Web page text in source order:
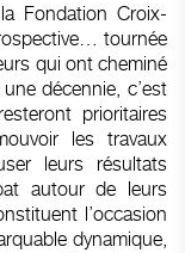
Fondation Croix-
tournée
qui ont cheminé
décennie, c’est
prioritaires
les travaux
leurs résultats
autour de leurs
l’occasion
dynamique,